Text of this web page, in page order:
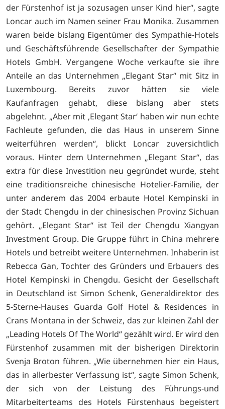
der Fürstenhof ist ja sozusagen unser Kind hier“, sagte
Loncar auch im Namen seiner Frau Monika. Zusammen
waren beide bislang Eigentümer des Sympathie-Hotels
und Geschäftsführende Gesellschafter der Sympathie
Hotels GmbH. Vergangene Woche verkaufte sie ihre
Anteile an das Unternehmen „Elegant Star“ mit Sitz in
Luxembourg. Bereits zuvor hätten sie viele
Kaufanfragen gehabt, diese bislang aber stets
abgelehnt. „Aber mit ‚Elegant Star‘ haben wir nun echte
Fachleute gefunden, die das Haus in unserem Sinne
weiterführen werden“, blickt Loncar zuversichtlich
voraus. Hinter dem Unternehmen „Elegant Star“, das
extra für diese Investition neu gegründet wurde, steht
eine traditionsreiche chinesische Hotelier-Familie, der
unter anderem das 2004 erbaute Hotel Kempinski in
der Stadt Chengdu in der chinesischen Provinz Sichuan
gehört. „Elegant Star“ ist Teil der Chengdu Xiangyan
Investment Group. Die Gruppe führt in China mehrere
Hotels und betreibt weitere Unternehmen. Inhaberin ist
Rebecca Gan, Tochter des Gründers und Erbauers des
Hotel Kempinski in Chengdu. Gesicht der Gesellschaft
in Deutschland ist Simon Schenk, Generaldirektor des
5-Sterne-Hauses Guarda Golf Hotel & Residences in
Crans Montana in der Schweiz, das zur kleinen Zahl der
„Leading Hotels Of The World“ gezählt wird. Er wird den
Fürstenhof zusammen mit der bisherigen Direktorin
Svenja Broton führen. „Wie übernehmen hier ein Haus,
das in allerbester Verfassung ist“, sagte Simon Schenk,
der sich von der Leistung des Führungs-und
Mitarbeiterteams des Hotels Fürstenhaus begeistert